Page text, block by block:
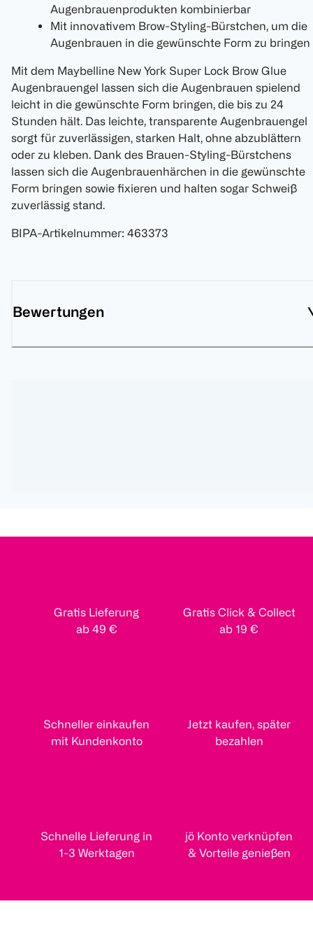
Augenbrauenprodukten kombinierbar
Mit innovativem Brow-Styling-Bürstchen, um die
Augenbrauen in die gewünschte Form zu bringen
Mit dem Maybelline New York Super Lock Brow Glue
Augenbrauengel lassen sich die Augenbrauen spielend
leicht in die gewünschte Form bringen, die bis zu 24
Stunden hält. Das leichte, transparente Augenbrauengel
sorgt für zuverlässigen, starken Halt, ohne abzublättern
oder zu kleben. Dank des Brauen-Styling-Bürstchens
lassen sich die Augenbrauenhärchen in die gewünschte
Form bringen sowie fixieren und halten sogar Schweiß
zuverlässig stand.
BIPA-Artikelnummer: 463373
Bewertungen
Gratis Lieferung
ab 49 €
Gratis Click & Collect
ab 19 €
Schneller einkaufen
mit Kundenkonto
Jetzt kaufen, später
bezahlen
Schnelle Lieferung in
1-3 Werktagen
jö Konto verknüpfen
& Vorteile genießen